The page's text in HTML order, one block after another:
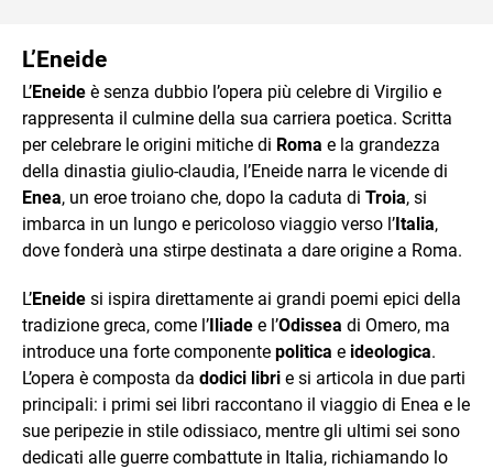
L’Eneide
L’Eneide è senza dubbio l’opera più celebre di Virgilio e
rappresenta il culmine della sua carriera poetica. Scritta
per celebrare le origini mitiche di Roma e la grandezza
della dinastia giulio-claudia, l’Eneide narra le vicende di
Enea, un eroe troiano che, dopo la caduta di Troia, si
imbarca in un lungo e pericoloso viaggio verso l’ Italia,
dove fonderà una stirpe destinata a dare origine a Roma.
L’Eneide si ispira direttamente ai grandi poemi epici della
tradizione greca, come l’ Iliade e l’Odissea di Omero, ma
introduce una forte componente politica e ideologica.
L’opera è composta da dodici libri e si articola in due parti
principali: i primi sei libri raccontano il viaggio di Enea e le
sue peripezie in stile odissiaco, mentre gli ultimi sei sono
dedicati alle guerre combattute in Italia, richiamando lo